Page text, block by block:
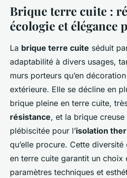
Brique terre cuite :
écologie et élégance
La brique terre cuite séduit
adaptabilité à divers usages,
murs porteurs qu’en
extérieure. Elle se décline en
brique pleine en terre cuite,
résistance, et la brique
plébiscitée pour l’isolation
qu’elle procure. Cette
en terre cuite garantit un choix
paramètres techniques et